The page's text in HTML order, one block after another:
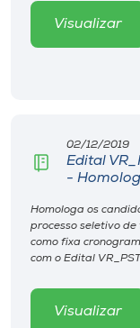
Visualizar
02/12/2019
Edital
-
Homologa os
processo seletivo
como fixa
com o Edital
Visualizar